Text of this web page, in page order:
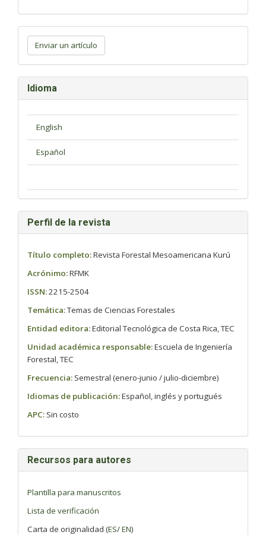
artículo
Enviar un artículo
Idioma
Perfil de la revista
Título completo:Revista Forestal Mesoamericana Kurú
Acrónimo:RFMK
ISSN:2215-2504
Temática:Temas de Ciencias Forestales
Entidad editora:Editorial Tecnológica de Costa Rica, TEC
Unidad académica responsable:Escuela de Ingeniería
Forestal, TEC
Frecuencia: Semestral (enero-junio / julio-diciembre)
Idiomas de publicación:Español, inglés y portugués
APC: Sin costo
Recursos para autores
Plantilla para manuscritos
Lista de verificación
Carta de originalidad (ES/EN)